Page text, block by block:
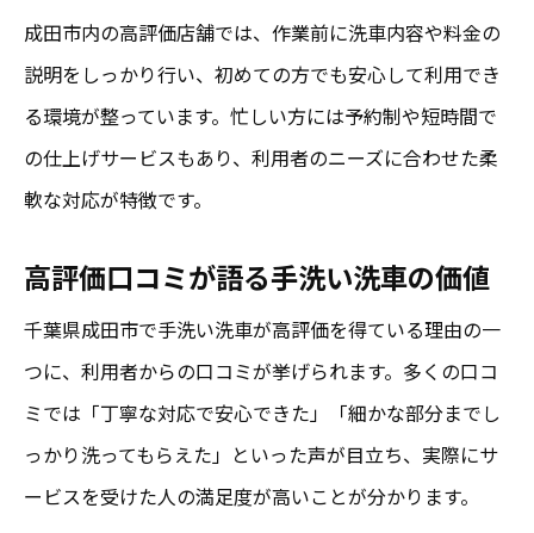
口コミが語る手洗い洗車と機械洗車の差
手洗い洗車ならではの高評価ポイント解説
安心して選ぶべき手洗い洗車と機械洗車
口コミで分かる手洗い洗車の丁寧な仕上が
成田市で納得の丁寧洗車サービス探し
口コミで選ぶ成田の丁寧手洗い洗車サービ
ス
安心感が魅力の成田手洗い洗車の選び方
高評価の手洗い洗車で納得の仕上がりを実
現
成田市内の高評価店舗では、作業前に洗車内容や料金の
説明をしっかり行い、初めての方でも安心して利用でき
る環境が整っています。忙しい方には予約制や短時間で
の仕上げサービスもあり、利用者のニーズに合わせた柔
軟な対応が特徴です。
高評価口コミが語る手洗い洗車の価値
千葉県成田市で手洗い洗車が高評価を得ている理由の一
つに、利用者からの口コミが挙げられます。多くの口コ
ミでは「丁寧な対応で安心できた」「細かな部分までし
っかり洗ってもらえた」といった声が目立ち、実際にサ
ービスを受けた人の満足度が高いことが分かります。